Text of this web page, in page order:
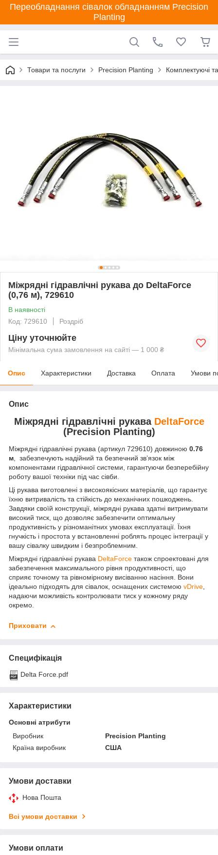
Переобладнання сівалок обладнанням Precision
Planting
Товари та послуги Precision Planting Комплектуючі
Міжрядні гідравлічні рукава до DeltaForce
(0,76 м), 729610
В наявності
Код: 729610
Роздріб
Ціну уточнюйте
Мінімальна сума замовлення на сайті — 1 000 ₴
Опис Характеристики Доставка Оплата Умови
Опис
Міжрядні гідравлічні рукава DeltaForce
(Precision Planting)
Міжрядні гідравлічні рукава (артикул 729610) довжиною 0.76
м, забезпечують надійний та безпечний зв’язок між
компонентами гідравлічної системи, гарантуючи безперебійну
роботу вашої техніки під час сівби.
Ці рукава виготовлені з високоякісних матеріалів, що гарантує
їхню витривалість та стійкість до механічних пошкоджень.
Завдяки своїй конструкції, міжрядні рукава здатні витримувати
високий тиск, що дозволяє забезпечити оптимальну
продуктивність у різноманітних умовах експлуатації. Їхня
гнучкість і простота у встановленні роблять процес інтеграції у
вашу сівалку швидким і безпроблемним.
Міжрядні гідравлічні рукава DeltaForce також спроектовані для
забезпечення максимального рівня продуктивності, що
сприяє точному та рівномірному висіванню насіння. Вони
ідеально підходять для сівалок, оснащених системою vDrive,
надаючи можливість контролювати тиск у кожному ряду
окремо.
Приховати
Специфікація
Delta Force.pdf
Характеристики
Основні атрибути
Виробник
Precision Planting
Країна виробник
США
Умови доставки
Нова Пошта
Всі умови доставки
Умови оплати